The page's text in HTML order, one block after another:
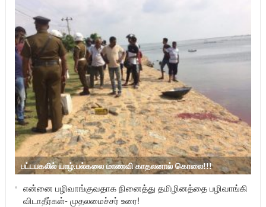
பட்டபகலில் யாழ்.பல்கலை மாணவி காதலனால் கொலை!!!
என்னை பழிவாங்குவதாக நினைத்து தமிழினத்தை பழிவாங்கி
விடாதீர்கள்- முதலமைச்சர் உரை!